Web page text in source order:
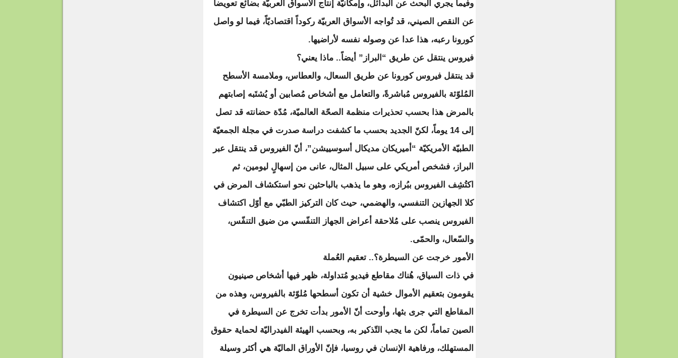
وفيما يجري البحث عن البدائل، وإمكانيّة إنتاج الأسواق العربيّة بضائع تعويضاً
عن النقص الصيني، قد تُواجه الأسواق العربيّة ركوداً اقتصاديّاً، فيما لو واصل
كورونا رعبه، هذا عدا عن وصوله نفسه لأراضيها.
فيروس ينتقل عن طريق “البراز” أيضاً.. ماذا يعني؟
قد ينتقل فيروس كورونا عن طريق السعال، والعطاس، وملامسة الأسطح
المُلوّثة بالفيروس مُباشرةً، والتعامل مع أشخاص مُصابين أو يُشتَبه إصابتهم
بالمرض هذا بحسب تحذيرات منظمة الصحّة العالميّة، مُدّة حضانته قد تصل
إلى 14 يوماً، لكنّ الجديد بحسب ما كشفت دراسة صدرت في مجلة الجمعيّة
الطبيّة الأمريكيّة “أميريكان مديكال أسوسييشن”، أنّ الفيروس قد ينتقل عبر
البراز، فشخص أمريكي على سبيل المثال، عانى من إسهالٍ ليومين، ثم
اكتُشِف الفيروس ببُرازه، وهو ما يذهب بالباحثين نحو استكشاف المرض في
كلا الجهازين التنفسي، والهضمي، حيث كان التركيز الطبّي مع أوّل اكتشاف
الفيروس ينصب على مُلاحقة أعراض الجهاز التنفّسي من ضيق التنفّس،
والسّعال، والحمّى.
الأمور خرجت عن السيطرة؟.. تعقيم العُملة
في ذات السياق، هُناك مقاطع فيديو مُتداولة، ظهر فيها أشخاص صينيون
يقومون بتعقيم الأموال خشية أن تكون أسطحها مُلوّثة بالفيروس، وهذه من
المقاطع التي جرى بثها، وأوحت أنّ الأمور بدأت تخرج عن السيطرة في
الصين تماماً، لكن ما يجب التّذكير به، وبحسب الهيئة الفيدراليّة لحماية حقوق
المستهلك، ورفاهية الإنسان في روسيا، فإنّ الأوراق الماليّة هي أكثر وسيلة